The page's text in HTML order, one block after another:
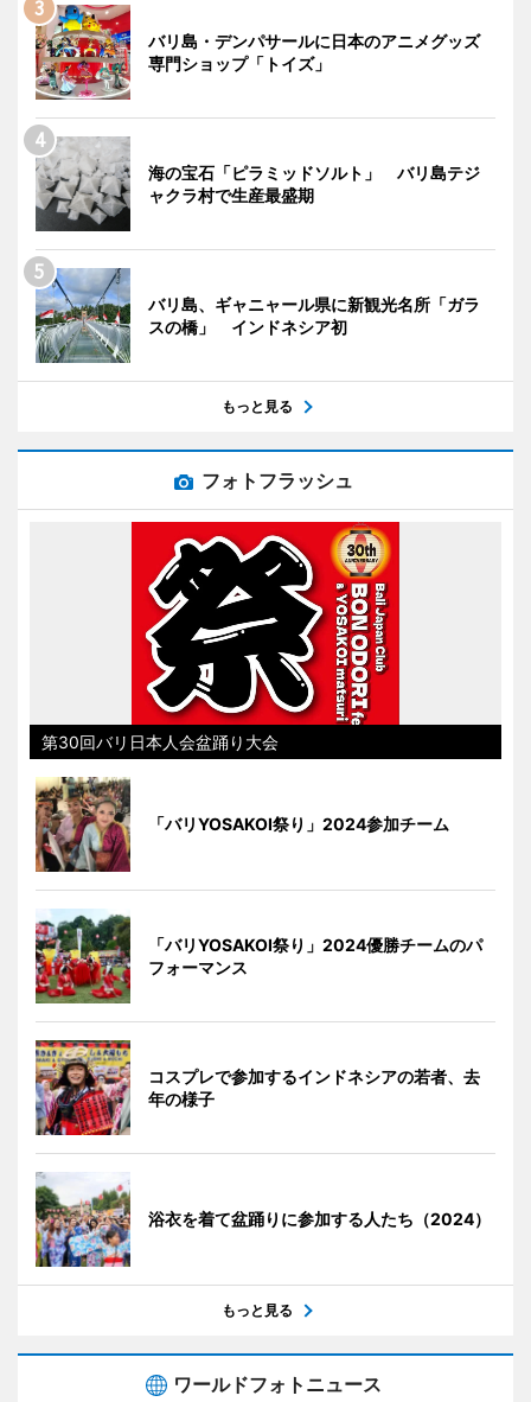
バリ島・デンパサールに日本のアニメグッズ
専門ショップ「トイズ」
海の宝石「ピラミッドソルト」 バリ島テジ
ャクラ村で生産最盛期
バリ島、ギャニャール県に新観光名所「ガラ
スの橋」 インドネシア初
もっと見る
フォトフラッシュ
第30回バリ日本人会盆踊り大会
「バリYOSAKOI祭り」2024参加チーム
「バリYOSAKOI祭り」2024優勝チームのパ
フォーマンス
コスプレで参加するインドネシアの若者、去
年の様子
浴衣を着て盆踊りに参加する人たち（2024）
もっと見る
ワールドフォトニュース